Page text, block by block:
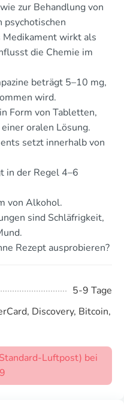
zur Behandlung von
psychotischen
Medikament wirkt als
die Chemie im
beträgt 5–10 mg,
wird.
Form von Tabletten,
oralen Lösung.
setzt innerhalb von
in der Regel 4–6
von Alkohol.
sind Schläfrigkeit,
Rezept ausprobieren?
5-9 Tage
Discovery, Bitcoin,
Luftpost) bei